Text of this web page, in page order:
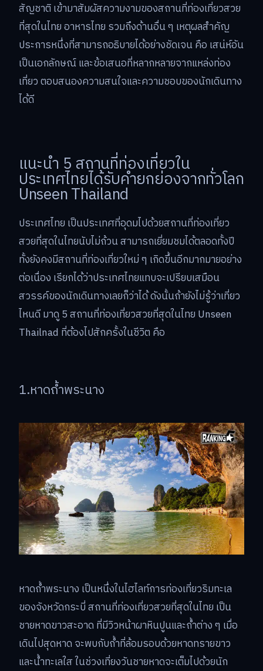
สัญชาติ เข้ามาสัมผัสความงามของสถานที่ท่องเที่ยวสวย
ที่สุดในไทย อาหารไทย รวมถึงด้านอื่น ๆ เหตุผลสำคัญ
ประการหนึ่งที่สามารถอธิบายได้อย่างชัดเจน คือ เสน่ห์อัน
เป็นเอกลักษณ์ และข้อเสนอที่หลากหลายจากแหล่งท่อง
เที่ยว ตอบสนองความสนใจและความชอบของนักเดินทาง
ได้ดี
แนะนำ 5 สถานที่ท่องเที่ยวใน
ประเทศไทยได้รับคำยกย่องจากทั่วโลก
Unseen Thailand
ประเทศไทย เป็นประเทศที่อุดมไปด้วยสถานที่ท่องเที่ยว
สวยที่สุดในไทยนับไม่ถ้วน สามารถเยี่ยมชมได้ตลอดทั้งปี
ทั้งยังคงมีสถานที่ท่องเที่ยวใหม่ ๆ เกิดขึ้นอีกมากมายอย่าง
ต่อเนื่อง เรียกได้ว่าประเทศไทยแทบจะเปรียบเสมือน
สวรรค์ของนักเดินทางเลยก็ว่าได้ ดังนั้นถ้ายังไม่รู้ว่าเที่ยว
ไหนดี มาดู 5 สถานที่ท่องเที่ยวสวยที่สุดในไทย Unseen
Thailnad ที่ต้องไปสักครั้งในชีวิต คือ
1.หาดถ้ำพระนาง
หาดถ้ำพระนาง เป็นหนึ่งในไฮไลท์การท่องเที่ยวริมทะเล
ของจังหวัดกระบี่ สถานที่ท่องเที่ยวสวยที่สุดในไทย เป็น
ชายหาดขาวสะอาด ที่มีวิวหน้าผาหินปูนและถ้ำต่าง ๆ เมื่อ
เดินไปสุดหาด จะพบกับถ้ำที่ล้อมรอบด้วยหาดทรายขาว
และน้ำทะเลใส ในช่วงเที่ยงวันชายหาดจะเต็มไปด้วยนัก